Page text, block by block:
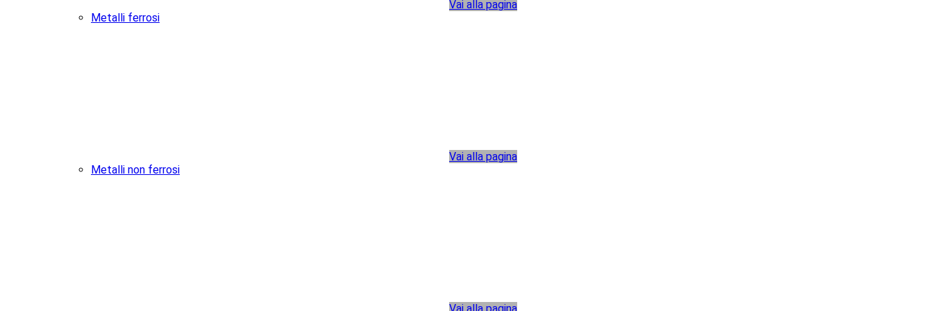
Vai alla pagina
Metalli ferrosi
Vai alla pagina
Metalli non ferrosi